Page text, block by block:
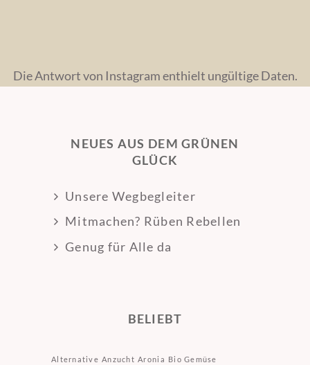
Die Antwort von Instagram enthielt ungültige Daten.
NEUES AUS DEM GRÜNEN
GLÜCK
Unsere Wegbegleiter
Mitmachen? Rüben Rebellen
Genug für Alle da
BELIEBT
Alternative Anzucht Aronia Bio Gemüse